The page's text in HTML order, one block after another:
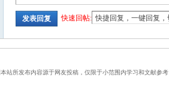
发表回复 快速回帖:
本站所发布内容源于网友投稿，仅限于小范围内学习和文献参